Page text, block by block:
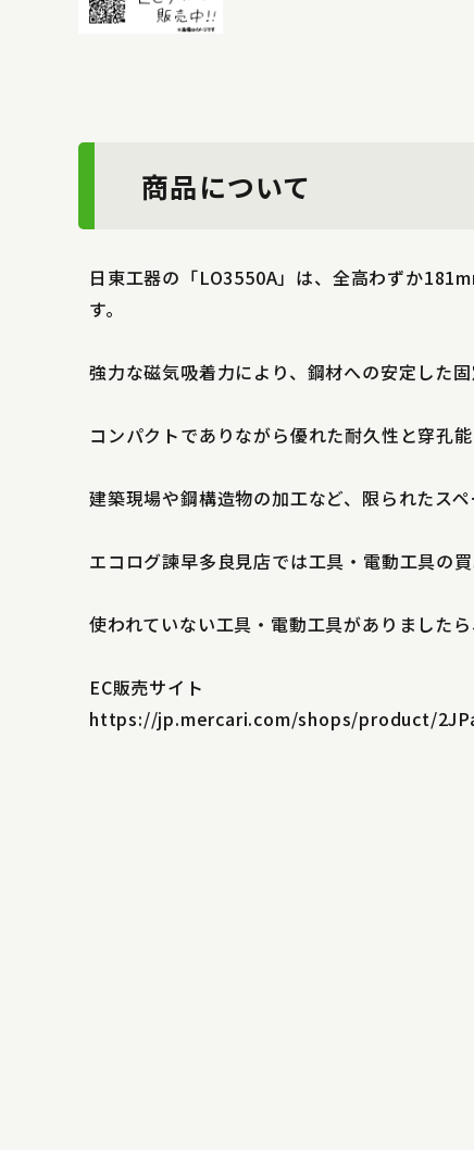
商品について
日東工器の「LO3550A」は、全高わずか
す。
強力な磁気吸着力により、鋼材への安定した
コンパクトでありながら優れた耐久性と穿孔
建築現場や鋼構造物の加工など、限られたス
エコログ諫早多良見店では工具・電動工具の買
使われていない工具・電動工具がありました
EC販売サイト
https://jp.mercari.com/shops/product/